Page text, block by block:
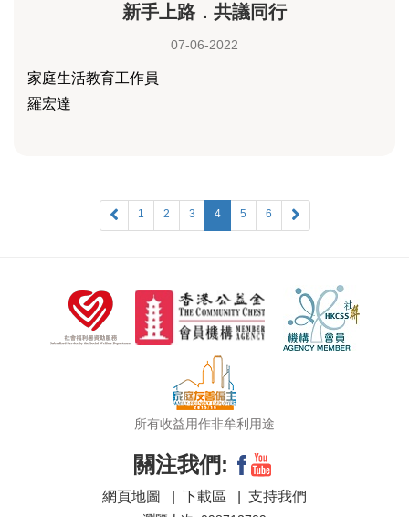
新手上路．共議同行
07-06-2022
家庭生活教育工作員
羅宏達
1 2 3 4 5 6
所有收益用作非牟利用途
關注我們:
網頁地圖 下載區 支持我們